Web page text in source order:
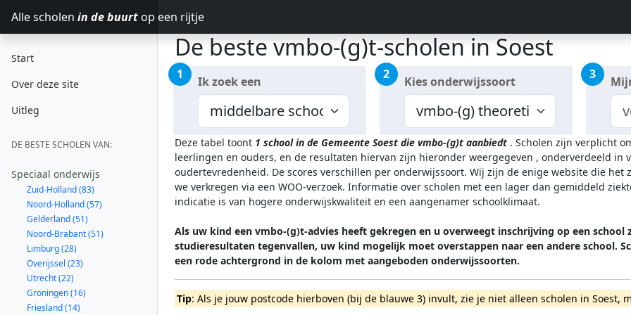
Alle scholen in de buurt op een rijtje
Start
Over deze site
Uitleg
DE BESTE SCHOLEN VAN:
Speciaal onderwijs
Zuid-Holland (83)
Noord-Holland (57)
Gelderland (51)
Noord-Brabant (51)
Limburg (28)
Overijssel (23)
Utrecht (22)
Groningen (16)
Friesland (14)
De beste vmbo-(g)t-scholen in Soest
1 Ik zoek een 2 Kies onderwijssoort 3
Deze tabel toont 1 school in de Gemeente Soest die vmbo-(g)t aanbiedt . Scholen zijn verplicht
leerlingen en ouders, en de resultaten hiervan zijn hieronder weergegeven , onderverdeeld in
oudertevredenheid. De scores verschillen per onderwijssoort. Wij zijn de enige website die het
we verkregen via een WOO-verzoek. Informatie over scholen met een lager dan gemiddeld
indicatie is van hogere onderwijskwaliteit en een aangenamer schoolklimaat.
Als uw kind een vmbo-(g)t-advies heeft gekregen en u overweegt inschrijving op een
studieresultaten tegenvallen, uw kind mogelijk moet overstappen naar een andere school.
een rode achtergrond in de kolom met aangeboden onderwijssoorten.
Tip: Als je jouw postcode hierboven (bij de blauwe 3) invult, zie je niet alleen scholen in Soest,